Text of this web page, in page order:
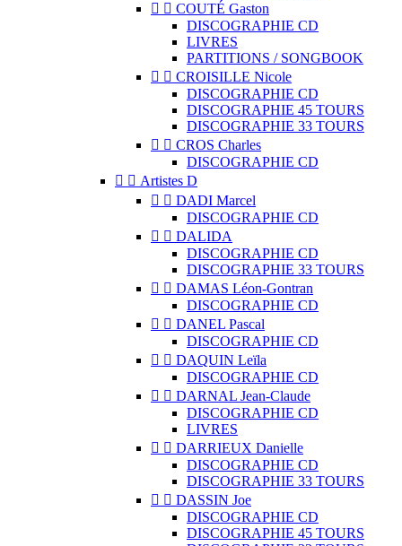
  COUTÉ Gaston
DISCOGRAPHIE CD
LIVRES
PARTITIONS / SONGBOOK
  CROISILLE Nicole
DISCOGRAPHIE CD
DISCOGRAPHIE 45 TOURS
DISCOGRAPHIE 33 TOURS
  CROS Charles
DISCOGRAPHIE CD
  Artistes D
  DADI Marcel
DISCOGRAPHIE CD
  DALIDA
DISCOGRAPHIE CD
DISCOGRAPHIE 33 TOURS
  DAMAS Léon-Gontran
DISCOGRAPHIE CD
  DANEL Pascal
DISCOGRAPHIE CD
  DAQUIN Leïla
DISCOGRAPHIE CD
  DARNAL Jean-Claude
DISCOGRAPHIE CD
LIVRES
  DARRIEUX Danielle
DISCOGRAPHIE CD
DISCOGRAPHIE 33 TOURS
  DASSIN Joe
DISCOGRAPHIE CD
DISCOGRAPHIE 45 TOURS